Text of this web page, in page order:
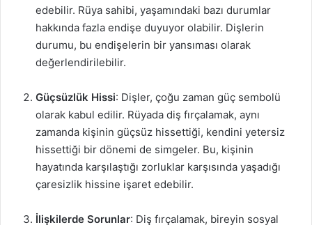
edebilir. Rüya sahibi, yaşamındaki bazı durumlar
hakkında fazla endişe duyuyor olabilir. Dişlerin
durumu, bu endişelerin bir yansıması olarak
değerlendirilebilir.
Güçsüzlük Hissi: Dişler, çoğu zaman güç sembolü
olarak kabul edilir. Rüyada diş fırçalamak, aynı
zamanda kişinin güçsüz hissettiği, kendini yetersiz
hissettiği bir dönemi de simgeler. Bu, kişinin
hayatında karşılaştığı zorluklar karşısında yaşadığı
çaresizlik hissine işaret edebilir.
İlişkilerde Sorunlar: Diş fırçalamak, bireyin sosyal